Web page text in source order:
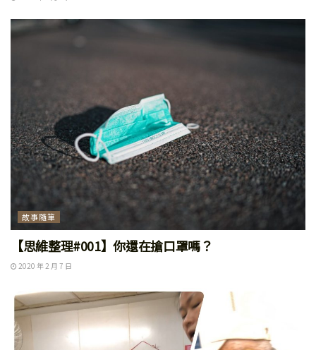
故事隨筆
【思維整理#001】你還在搶口罩嗎？
2020 年 2 月 7 日